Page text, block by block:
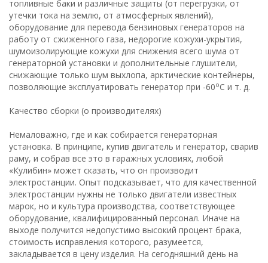
топливные баки и различные защиты (от перегрузки, от
утечки тока на землю, от атмосферных явлений),
оборудование для перевода бензиновых генераторов на
работу от сжиженного газа, недорогие кожухи-укрытия,
шумоизолирующие кожухи для снижения всего шума от
генераторной установки и дополнительные глушители,
снижающие только шум выхлопа, арктические контейнеры,
позволяющие эксплуатировать генератор при -60oС и т. д.
Качество сборки (о производителях)
Немаловажно, где и как собирается генераторная
установка. В принципе, купив двигатель и генератор, сварив
раму, и собрав все это в гаражных условиях, любой
«Кулибин» может сказать, что он производит
электростанции. Опыт подсказывает, что для качественной
электростанции нужны не только двигатели известных
марок, но и культура производства, соответствующее
оборудование, квалифицированный персонал. Иначе на
выходе получится недопустимо высокий процент брака,
стоимость исправления которого, разумеется,
закладывается в цену изделия. На сегодняшний день на